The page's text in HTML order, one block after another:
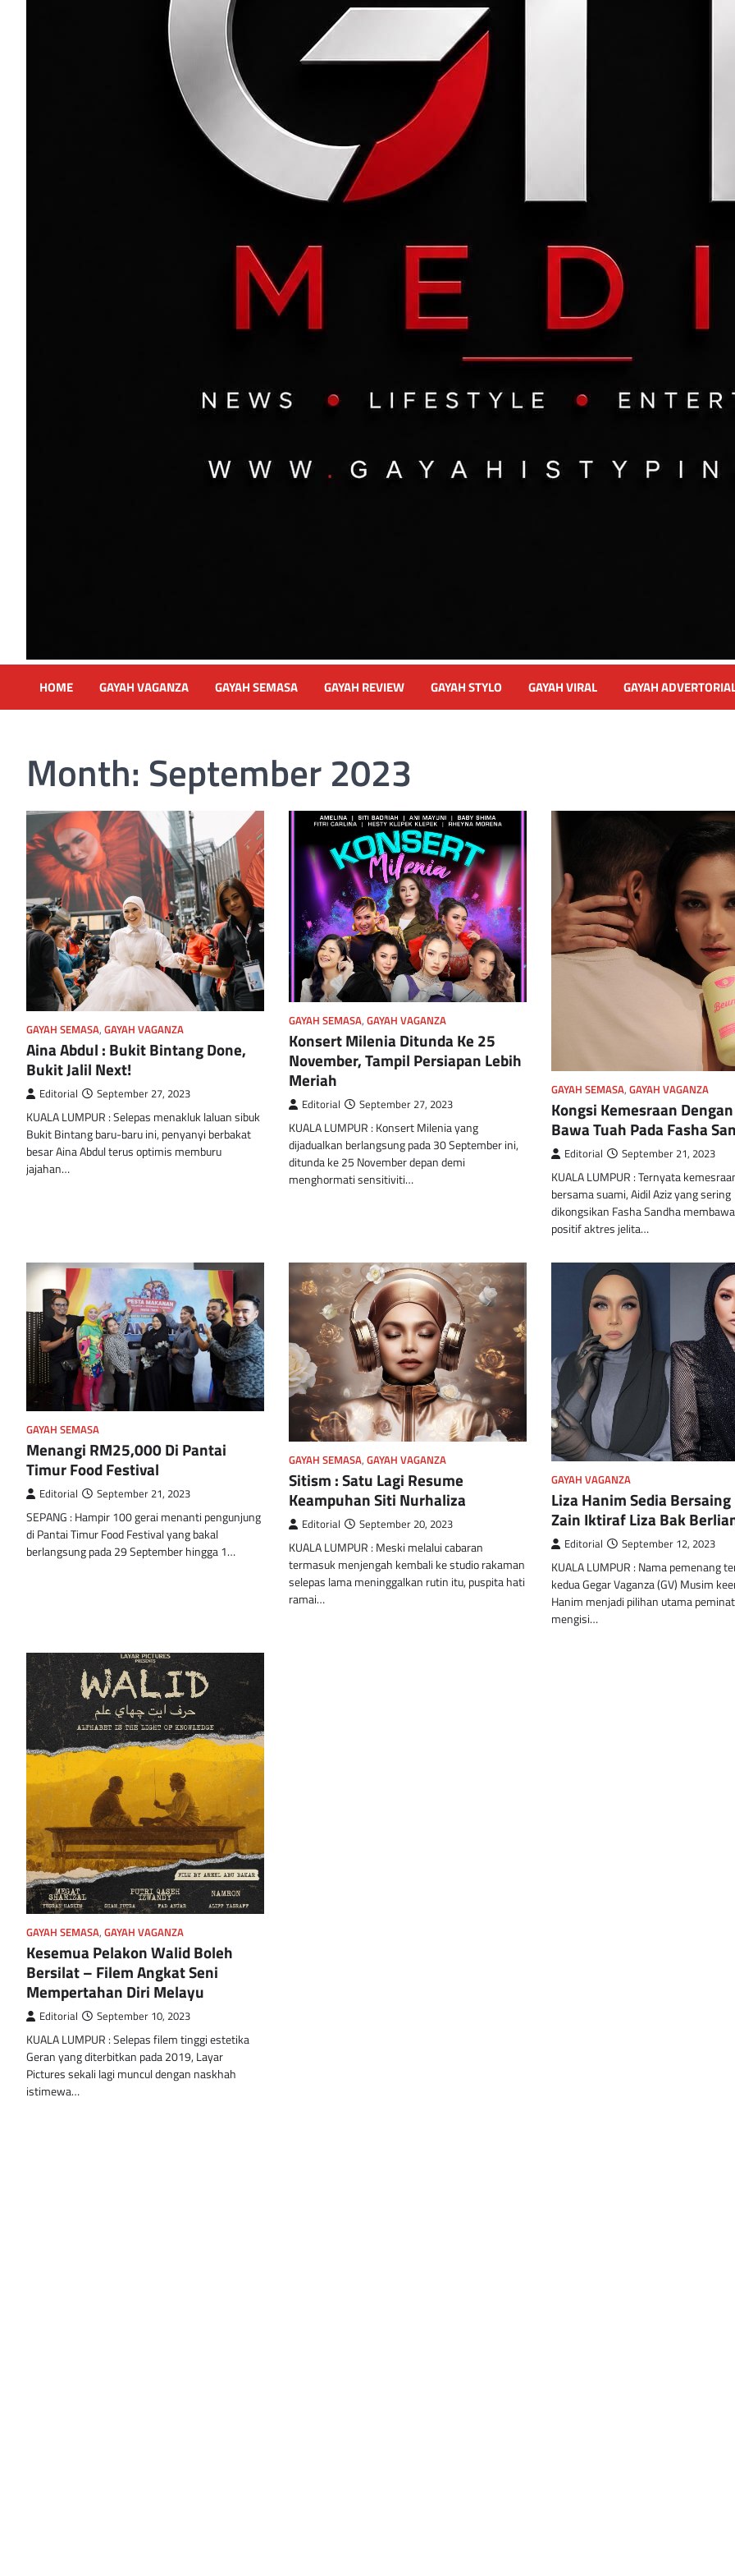
HOME GAYAH VAGANZA GAYAH SEMASA GAYAH REVIEW GAYAH STYLO GAYAH VIRAL GAYAH
Month: September 2023
GAYAH SEMASA, GAYAH VAGANZA
Aina Abdul : Bukit Bintang Done,
Bukit Jalil Next!
Editorial September 27, 2023
KUALA LUMPUR : Selepas menakluk laluan sibuk
Bukit Bintang baru-baru ini, penyanyi berbakat
besar Aina Abdul terus optimis memburu
jajahan…
GAYAH SEMASA, GAYAH VAGANZA
Konsert Milenia Ditunda Ke 25
November, Tampil Persiapan Lebih
Meriah
Editorial September 27, 2023
KUALA LUMPUR : Konsert Milenia yang
dijadualkan berlangsung pada 30 September ini,
ditunda ke 25 November depan demi
menghormati sensitiviti…
GAYAH SEMASA, GAYAH VAGANZA
Kongsi Kemesraan
Bawa Tuah Pada Fasha
Editorial September 21, 2023
KUALA LUMPUR : Ternyata
bersama suami, Aidil Aziz yang sering
dikongsikan Fasha Sandha
positif aktres jelita…
GAYAH SEMASA
Menangi RM25,000 Di Pantai
Timur Food Festival
Editorial September 21, 2023
SEPANG : Hampir 100 gerai menanti pengunjung
di Pantai Timur Food Festival yang bakal
berlangsung pada 29 September hingga 1…
GAYAH SEMASA, GAYAH VAGANZA
Sitism : Satu Lagi Resume
Keampuhan Siti Nurhaliza
Editorial September 20, 2023
KUALA LUMPUR : Meski melalui cabaran
termasuk menjengah kembali ke studio rakaman
selepas lama meninggalkan rutin itu, puspita hati
ramai…
GAYAH VAGANZA
Liza Hanim Sedia
Zain Iktiraf Liza Bak
Editorial September 12, 2023
KUALA LUMPUR : Nama pemenang
kedua Gegar Vaganza (GV) Musim
Hanim menjadi pilihan utama
mengisi…
GAYAH SEMASA, GAYAH VAGANZA
Kesemua Pelakon Walid Boleh
Bersilat – Filem Angkat Seni
Mempertahan Diri Melayu
Editorial September 10, 2023
KUALA LUMPUR : Selepas filem tinggi estetika
Geran yang diterbitkan pada 2019, Layar
Pictures sekali lagi muncul dengan naskhah
istimewa…